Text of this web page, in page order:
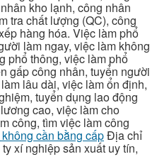
kho lạnh, công nhân
tra chất lượng (QC), công
hàng hóa. Việc làm phổ
làm ngay, việc làm không
phổ thông, việc làm phổ
gấp công nhân, tuyển người
lâu dài, việc làm ổn định,
tuyển dụng lao động
cao, việc làm cho
công, tìm việc làm công
cần bằng cấpĐịa chỉ
xí nghiệp sản xuất uy tín,